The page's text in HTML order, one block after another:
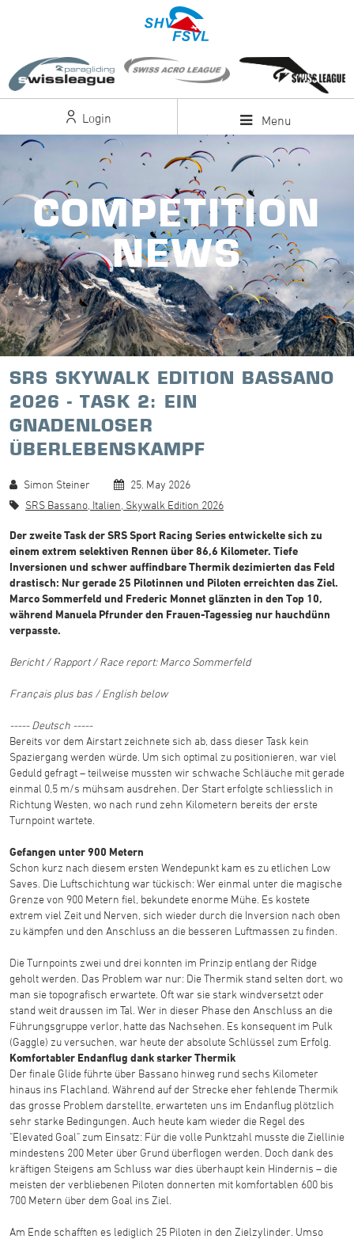
Login Menu
COMPETITION
NEWS
SRS SKYWALK EDITION BASSANO
2026 - TASK 2: EIN
GNADENLOSER
ÜBERLEBENSKAMPF
Simon Steiner
25. May 2026
SRS Bassano, Italien, Skywalk Edition 2026
Der zweite Task der SRS Sport Racing Series entwickelte sich zu
einem extrem selektiven Rennen über 86,6 Kilometer. Tiefe
Inversionen und schwer auffindbare Thermik dezimierten das Feld
drastisch: Nur gerade 25 Pilotinnen und Piloten erreichten das Ziel.
Marco Sommerfeld und Frederic Monnet glänzten in den Top 10,
während Manuela Pfrunder den Frauen-Tagessieg nur hauchdünn
verpasste.
Bericht / Rapport / Race report: Marco Sommerfeld
Français plus bas / English below
----- Deutsch -----
Bereits vor dem Airstart zeichnete sich ab, dass dieser Task kein
Spaziergang werden würde. Um sich optimal zu positionieren, war viel
Geduld gefragt – teilweise mussten wir schwache Schläuche mit gerade
einmal 0,5 m/s mühsam ausdrehen. Der Start erfolgte schliesslich in
Richtung Westen, wo nach rund zehn Kilometern bereits der erste
Turnpoint wartete.
Gefangen unter 900 Metern
Schon kurz nach diesem ersten Wendepunkt kam es zu etlichen Low
Saves. Die Luftschichtung war tückisch: Wer einmal unter die magische
Grenze von 900 Metern fiel, bekundete enorme Mühe. Es kostete
extrem viel Zeit und Nerven, sich wieder durch die Inversion nach oben
zu kämpfen und den Anschluss an die besseren Luftmassen zu finden.
Die Turnpoints zwei und drei konnten im Prinzip entlang der Ridge
geholt werden. Das Problem war nur: Die Thermik stand selten dort, wo
man sie topografisch erwartete. Oft war sie stark windversetzt oder
stand weit draussen im Tal. Wer in dieser Phase den Anschluss an die
Führungsgruppe verlor, hatte das Nachsehen. Es konsequent im Pulk
(Gaggle) zu versuchen, war heute der absolute Schlüssel zum Erfolg.
Komfortabler Endanflug dank starker Thermik
Der finale Glide führte über Bassano hinweg rund sechs Kilometer
hinaus ins Flachland. Während auf der Strecke eher fehlende Thermik
das grosse Problem darstellte, erwarteten uns im Endanflug plötzlich
sehr starke Bedingungen. Auch heute kam wieder die Regel des
"Elevated Goal" zum Einsatz: Für die volle Punktzahl musste die Ziellinie
mindestens 200 Meter über Grund überflogen werden. Doch dank des
kräftigen Steigens am Schluss war dies überhaupt kein Hindernis – die
meisten der verbliebenen Piloten donnerten mit komfortablen 600 bis
700 Metern über dem Goal ins Ziel.
Am Ende schafften es lediglich 25 Piloten in den Zielzylinder. Umso